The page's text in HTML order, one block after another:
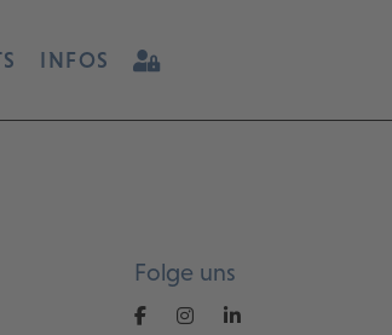
INFOS
Folge uns